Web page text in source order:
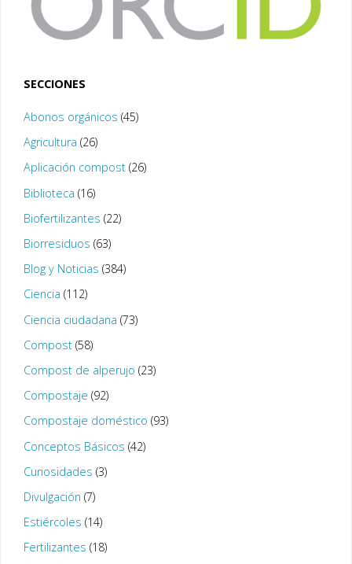
SECCIONES
Abonos orgánicos (45)
Agricultura (26)
Aplicación compost(26)
Biblioteca (16)
Biofertilizantes (22)
Biorresiduos (63)
Blog y Noticias (384)
Ciencia (112)
Ciencia ciudadana (73)
Compost(58)
Compost de alperujo (23)
Compostaje (92)
Compostaje doméstico (93)
Conceptos Básicos (42)
Curiosidades (3)
Divulgación (7)
Estiércoles (14)
Fertilizantes (18)